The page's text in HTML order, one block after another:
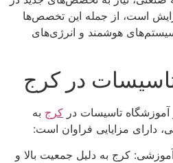
است، از جمله این تخصص‌ها
هوشمند و انرژی‌های
تاسیسات در کرج
تاسیسات در کرج به
دارای مزایایی فراوان است:
کرج به دلیل جمعیت بالا و